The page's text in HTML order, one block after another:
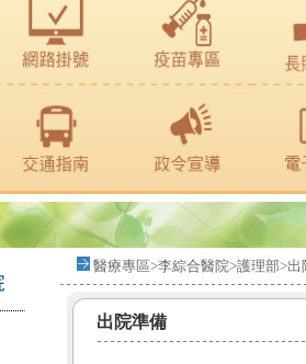
醫療專區>李綜合醫院>護理部>出
出院準備